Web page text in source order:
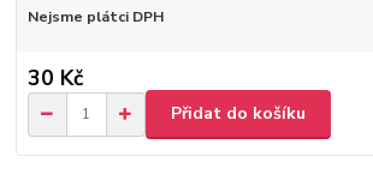
Nejsme plátci DPH
30 Kč
Přidat do košíku